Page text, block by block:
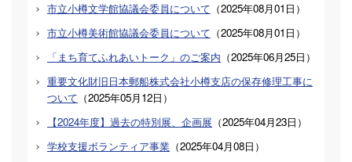
市立小樽文学館協議会委員について （2025年08月01日 ）
市立小樽美術館協議会委員について （2025年08月01日 ）
「まち育てふれあいトーク」のご案内 （2025年06月25日 ）
重要文化財旧日本郵船株式会社小樽支店の保存修理工事に
ついて （2025年05月12日 ）
【2024年度】過去の特別展、企画展 （2025年04月23日 ）
学校支援ボランティア事業 （2025年04月08日 ）